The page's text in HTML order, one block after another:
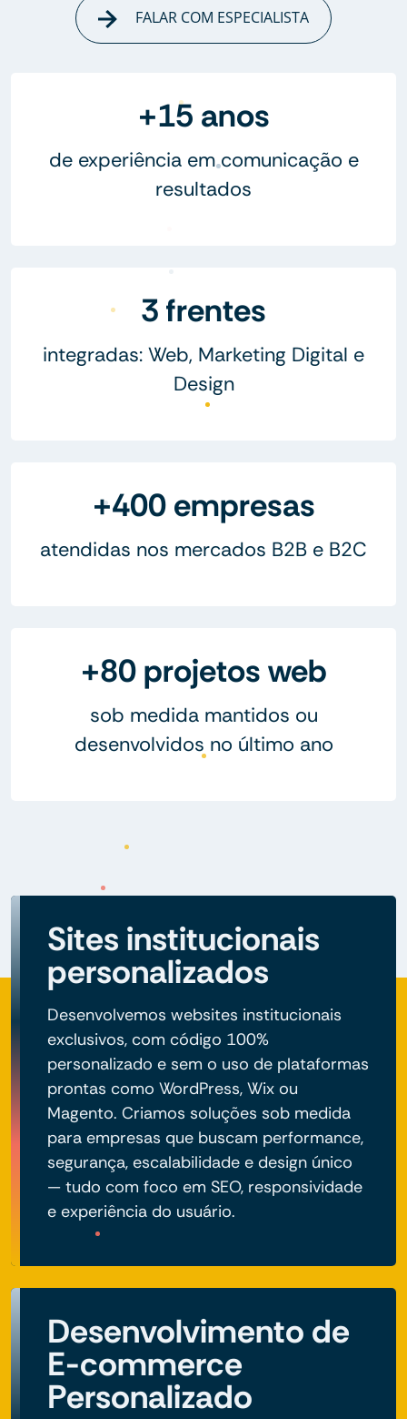
FALAR COM ESPECIALISTA
+15 anos
de experiência em comunicação e
resultados
3 frentes
integradas: Web, Marketing Digital e
Design
+400 empresas
atendidas nos mercados B2B e B2C
+80 projetos web
sob medida mantidos ou
desenvolvidos no último ano
Sites institucionais
personalizados
Desenvolvemos websites institucionais
exclusivos, com código 100%
personalizado e sem o uso de plataformas
prontas como WordPress, Wix ou
Magento. Criamos soluções sob medida
para empresas que buscam performance,
segurança, escalabilidade e design único
— tudo com foco em SEO, responsividade
e experiência do usuário.
Desenvolvimento de
E-commerce
Personalizado